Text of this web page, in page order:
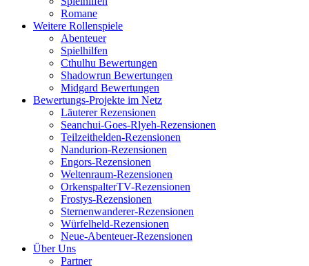
Romane
Weitere Rollenspiele
Abenteuer
Spielhilfen
Cthulhu Bewertungen
Shadowrun Bewertungen
Midgard Bewertungen
Bewertungs-Projekte im Netz
Läuterer Rezensionen
Seanchui-Goes-Rlyeh-Rezensionen
Teilzeithelden-Rezensionen
Nandurion-Rezensionen
Engors-Rezensionen
Weltenraum-Rezensionen
OrkenspalterTV-Rezensionen
Frostys-Rezensionen
Sternenwanderer-Rezensionen
Würfelheld-Rezensionen
Neue-Abenteuer-Rezensionen
Über Uns
Partner